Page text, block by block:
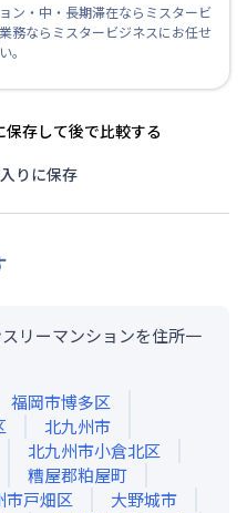
ン・中・長期滞在ならミスタービ
務ならミスタービジネスにお任せ
。
存して後で比較する
りに保存
リーマンションを住所一
福岡市博多区
北九州市
北九州市小倉北区
糟屋郡粕屋町
市戸畑区
大野城市